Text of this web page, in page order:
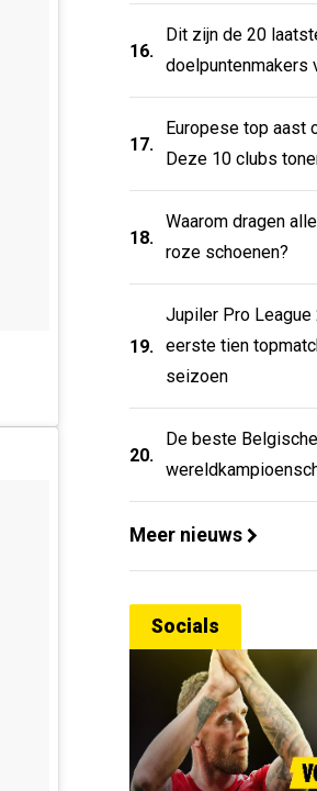
16.
Dit zijn de 20
doelpuntenmakers
17.
Europese top aast
Deze 10
18.
Waarom dragen
roze schoenen?
19.
Jupiler Pro
eerste tien
seizoen
20.
De beste
Meer nieuws
Socials